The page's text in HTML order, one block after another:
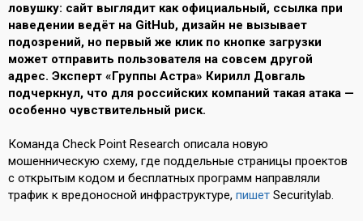
ловушку: сайт выглядит как официальный, ссылка при
наведении ведёт на GitHub, дизайн не вызывает
подозрений, но первый же клик по кнопке загрузки
может отправить пользователя на совсем другой
адрес. Эксперт «Группы Астра» Кирилл Довгаль
подчеркнул, что для российских компаний такая атака —
особенно чувствительный риск.
Команда Check Point Research описала новую
мошенническую схему, где поддельные страницы проектов
с открытым кодом и бесплатных программ направляли
трафик к вредоносной инфраструктуре, пишет Securitylab.